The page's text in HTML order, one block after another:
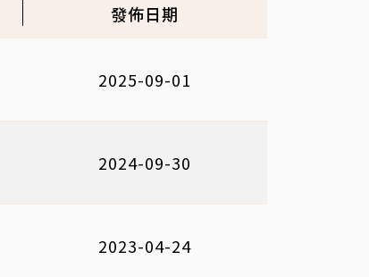
發佈日期
2025-09-01
2024-09-30
2023-04-24